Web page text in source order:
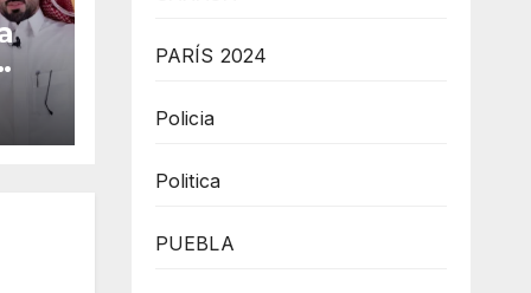
PARÍS 2024
Policia
Politica
PUEBLA